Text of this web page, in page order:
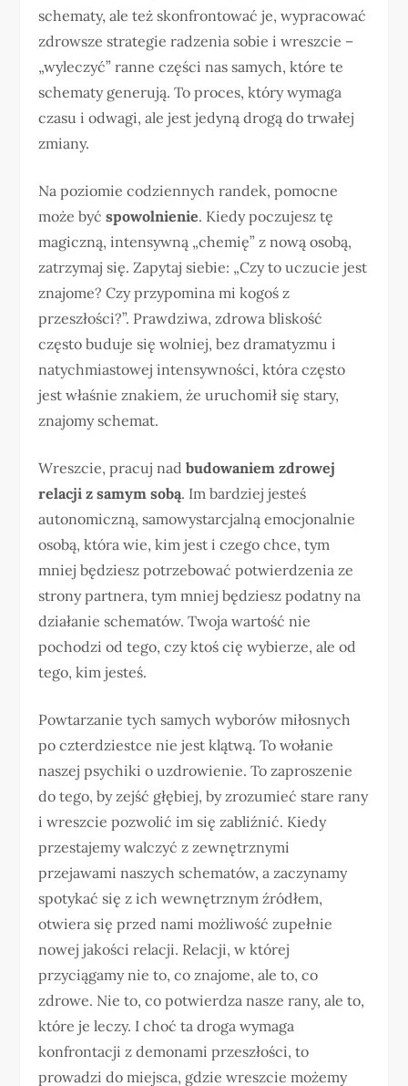
schematy, ale też skonfrontować je, wypracować
zdrowsze strategie radzenia sobie i wreszcie –
„wyleczyć” ranne części nas samych, które te
schematy generują. To proces, który wymaga
czasu i odwagi, ale jest jedyną drogą do trwałej
zmiany.
Na poziomie codziennych randek, pomocne
może byćspowolnienie. Kiedy poczujesz tę
magiczną, intensywną „chemię” z nową osobą,
zatrzymaj się. Zapytaj siebie: „Czy to uczucie jest
znajome? Czy przypomina mi kogoś z
przeszłości?”. Prawdziwa, zdrowa bliskość
często buduje się wolniej, bez dramatyzmu i
natychmiastowej intensywności, która często
jest właśnie znakiem, że uruchomił się stary,
znajomy schemat.
Wreszcie, pracuj nadbudowaniem zdrowej
relacji z samym sobą. Im bardziej jesteś
autonomiczną, samowystarcjalną emocjonalnie
osobą, która wie, kim jest i czego chce, tym
mniej będziesz potrzebować potwierdzenia ze
strony partnera, tym mniej będziesz podatny na
działanie schematów. Twoja wartość nie
pochodzi od tego, czy ktoś cię wybierze, ale od
tego, kim jesteś.
Powtarzanie tych samych wyborów miłosnych
po czterdziestce nie jest klątwą. To wołanie
naszej psychiki o uzdrowienie. To zaproszenie
do tego, by zejść głębiej, by zrozumieć stare rany
i wreszcie pozwolić im się zabliźnić. Kiedy
przestajemy walczyć z zewnętrznymi
przejawami naszych schematów, a zaczynamy
spotykać się z ich wewnętrznym źródłem,
otwiera się przed nami możliwość zupełnie
nowej jakości relacji. Relacji, w której
przyciągamy nie to, co znajome, ale to, co
zdrowe. Nie to, co potwierdza nasze rany, ale to,
które je leczy. I choć ta droga wymaga
konfrontacji z demonami przeszłości, to
prowadzi do miejsca, gdzie wreszcie możemy